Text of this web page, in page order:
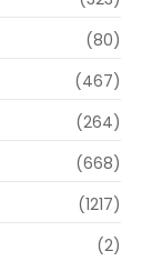
(80)
(467)
(264)
(668)
(1217)
(2)